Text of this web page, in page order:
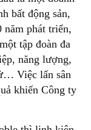
bất động sản,
năm phát triển,
tập đoàn đa
năng lượng,
Việc lấn sân
khiến Công ty